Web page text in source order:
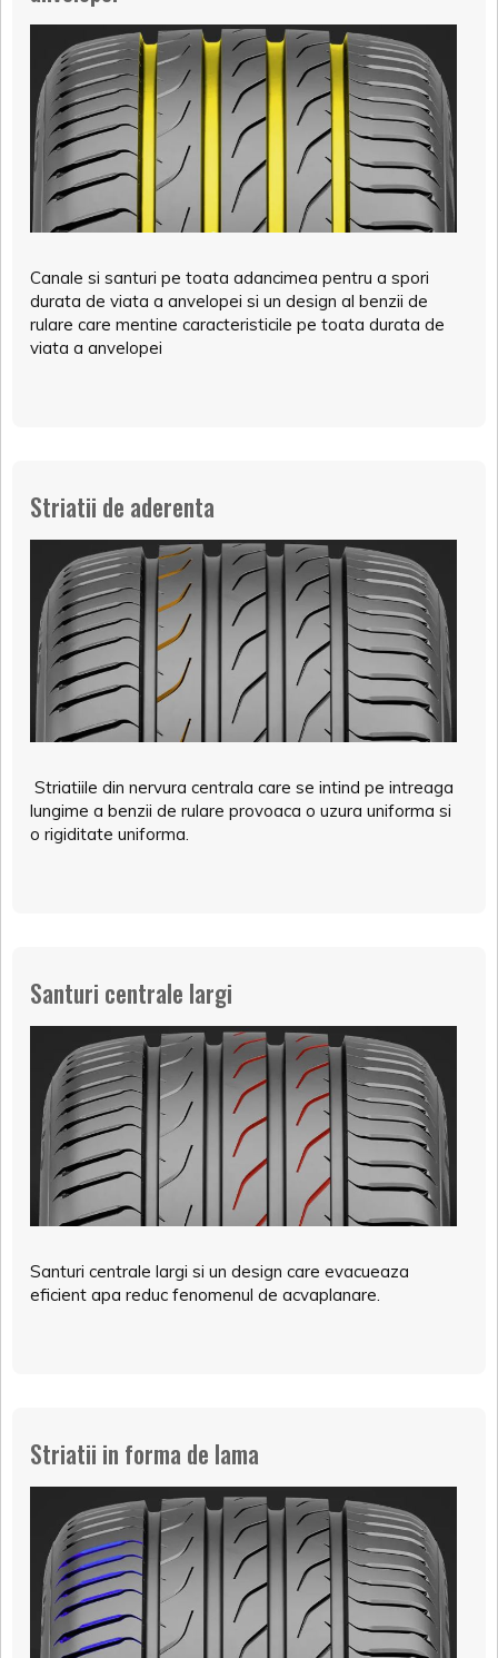
Canale si santuri pe toata adancimea pentru a spori
durata de viata a anvelopei si un design al benzii de
rulare care mentine caracteristicile pe toata durata de
viata a anvelopei
Striatii de aderenta
Striatiile din nervura centrala care se intind pe intreaga
lungime a benzii de rulare provoaca o uzura uniforma si
o rigiditate uniforma.
Santuri centrale largi
Santuri centrale largi si un design care evacueaza
eficient apa reduc fenomenul de acvaplanare.
Striatii in forma de lama